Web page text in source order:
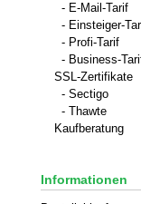
- E-Mail-Tarif
- Einsteiger-
- Profi-Tarif
- Business-
SSL-Zertifikate
- Sectigo
- Thawte
Kaufberatung
Informationen